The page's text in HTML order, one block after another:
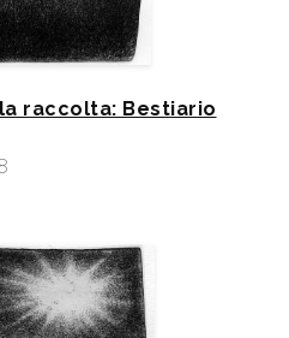
raccolta: Bestiario